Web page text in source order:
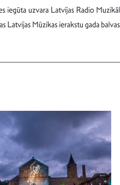
iegūta uzvara Latvijas Radio
Latvijas Mūzikas ierakstu gada